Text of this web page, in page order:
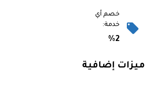
خصم أي
خدمة:
%2
ميزات إضافية